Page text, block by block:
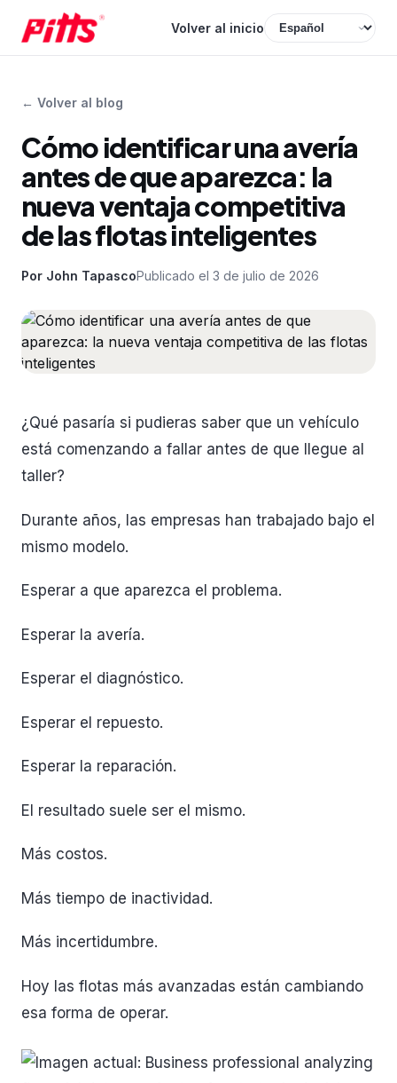
Volver al inicio
← Volver al blog
Cómo identificar una avería
antes de que aparezca: la
nueva ventaja competitiva
de las flotas inteligentes
Por John TapascoPublicado el 3 de julio de 2026
¿Qué pasaría si pudieras saber que un vehículo
está comenzando a fallar antes de que llegue al
taller?
Durante años, las empresas han trabajado bajo el
mismo modelo.
Esperar a que aparezca el problema.
Esperar la avería.
Esperar el diagnóstico.
Esperar el repuesto.
Esperar la reparación.
El resultado suele ser el mismo.
Más costos.
Más tiempo de inactividad.
Más incertidumbre.
Hoy las flotas más avanzadas están cambiando
esa forma de operar.